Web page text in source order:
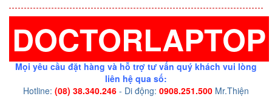
DOCTORLAPTOP
Mọi yêu cầu đặt hàng và hỗ trợ tư vấn quý khách vui lòng
liên hệ qua số:
Hotline: (08) 38.340.246 - Di động: 0908.251.500 Mr.Thiện